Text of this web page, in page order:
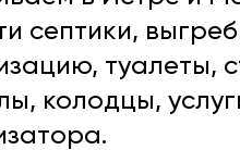
септики,
туалеты,
колодцы,